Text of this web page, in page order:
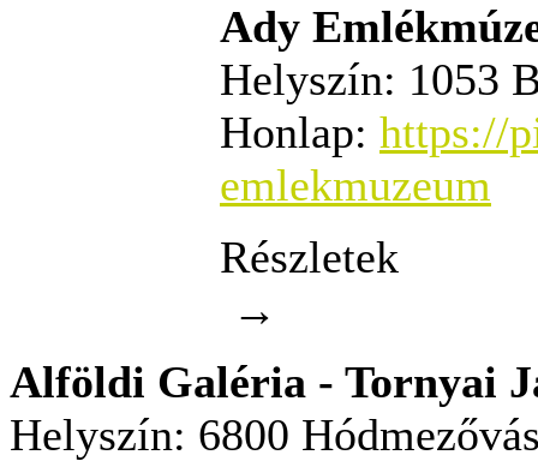
Ady
Helyszín: 1053
Honlap: https://
emlekmuzeum
Részletek
→
Alföldi Galéria - Tornyai
Helyszín: 6800